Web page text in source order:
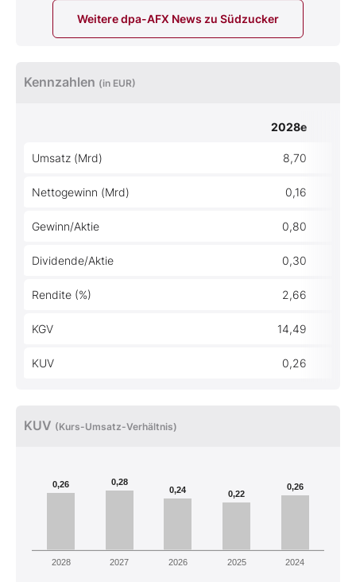
Weitere dpa-AFX News zu Südzucker
Kennzahlen (in EUR)
2028e
Umsatz (Mrd) 8,70
Nettogewinn (Mrd) 0,16
Gewinn/Aktie 0,80
Dividende/Aktie 0,30
Rendite (%) 2,66
KGV 14,49
KUV 0,26
KUV (Kurs-Umsatz-Verhältnis)
0,26
0,28
0,24
0,22
0,26
2028 2027 2026 2025 2024